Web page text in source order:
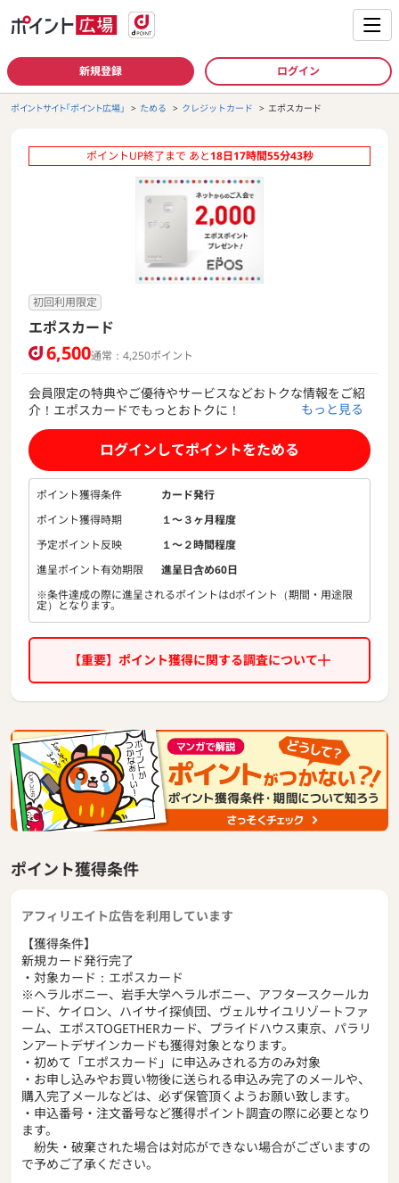
新規登録 ログイン
ポイントサイト「ポイント広場」 ためる クレジットカード エポスカード
ポイントUP終了まで あと18日17時間55分42秒
初回利用限定
エポスカード
6,500通常：4,250ポイント
会員限定の特典やご優待やサービスなどおトクな情報をご紹
介！エポスカードでもっとおトクに！
クレジットカードなら入会金・年会費永年無料のエポスカー
ド。
ふだんのお買い物や、携帯料金や電気料金などの公共料金の
お支払いでもポイントがたまります。
もっと見る
ログインしてポイントをためる
ポイント獲得条件
カード発行
ポイント獲得時期
１〜３ヶ月程度
予定ポイント反映
１〜２時間程度
進呈ポイント有効期限
進呈日含め60日
※条件達成の際に進呈されるポイントはdポイント（期間・用途限
定）となります。
【重要】ポイント獲得に関する調査について
ポイント獲得条件
アフィリエイト広告を利用しています
【獲得条件】
新規カード発行完了
・対象カード：エポスカード
※ヘラルボニー、岩手大学ヘラルボニー、アフタースクールカ
ード、ケイロン、ハイサイ探偵団、ヴェルサイユリゾートファ
ーム、エポスTOGETHERカード、プライドハウス東京、パラリ
ンアートデザインカードも獲得対象となります。
・初めて「エポスカード」に申込みされる方のみ対象
・お申し込みやお買い物後に送られる申込み完了のメールや、
購入完了メールなどは、必ず保管頂くようお願い致します。
・申込番号・注文番号など獲得ポイント調査の際に必要となり
ます。
紛失・破棄された場合は対応ができない場合がございますの
で予めご了承ください。